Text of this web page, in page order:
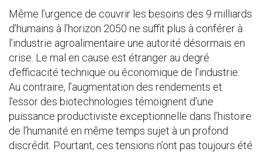
Même l’urgence de couvrir les besoins des 9 milliards
d’humains à l’horizon 2050 ne suffit plus à conférer à
l’industrie agroalimentaire une autorité désormais en
crise. Le mal en cause est étranger au degré
d’efficacité technique ou économique de l’industrie.
Au contraire, l’augmentation des rendements et
l’essor des biotechnologies témoignent d’une
puissance productiviste exceptionnelle dans l’histoire
de l’humanité en même temps sujet à un profond
discrédit. Pourtant, ces tensions n’ont pas toujours été